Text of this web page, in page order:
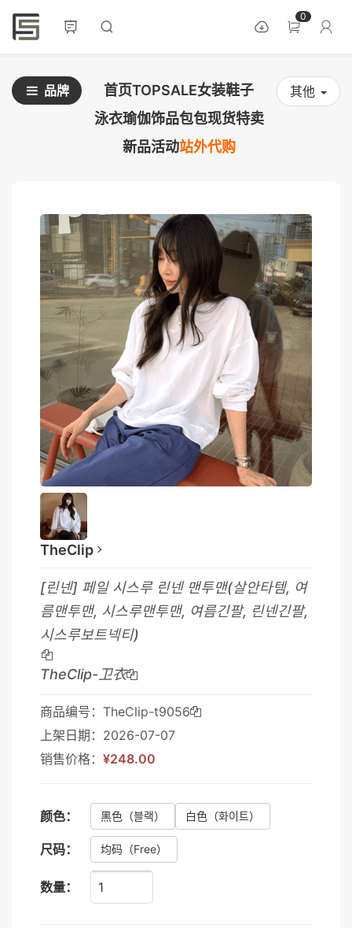
0
品牌 首页TOPSALE女装鞋子
泳衣瑜伽饰品包包现货特卖
新品活动站外代购
其他
TheClip
[린넨] 페일 시스루 린넨 맨투맨(살안타템, 여
름맨투맨, 시스루맨투맨, 여름긴팔, 린넨긴팔,
시스루보트넥티)
TheClip-卫衣
商品编号：TheClip-t9056
上架日期：2026-07-07
销售价格： ¥248.00
颜色： 黑色 （블랙） 白色 （화이트）
尺码： 均码 （Free）
数量：